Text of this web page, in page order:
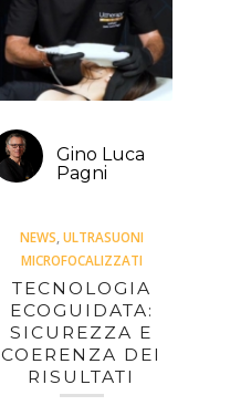
Gino Luca
Pagni
NEWS ULTRASUONI
MICROFOCALIZZATI
TECNOLOGIA
ECOGUIDATA:
SICUREZZA E
COERENZA DEI
RISULTATI